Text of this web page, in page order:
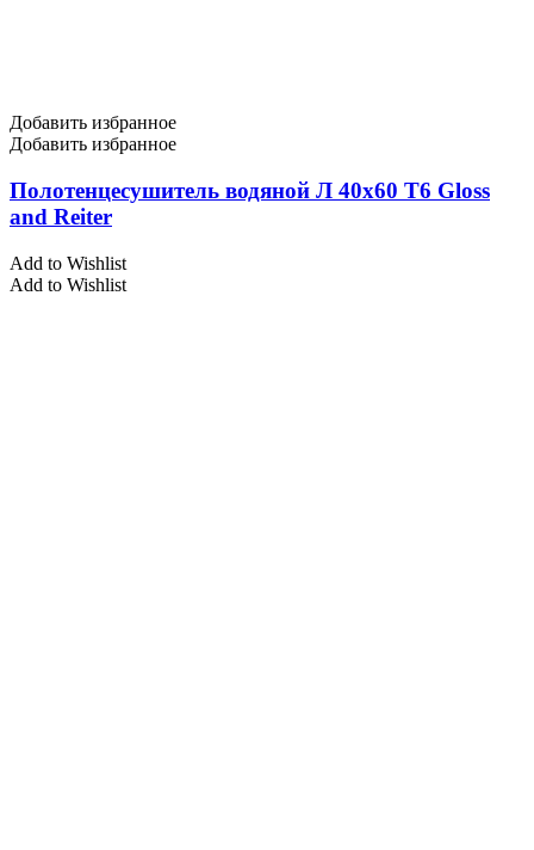
Добавить избранное
Добавить избранное
Полотенцесушитель водяной Л 40х60 Т6 Gloss
and Reiter
Add to Wishlist
Add to Wishlist